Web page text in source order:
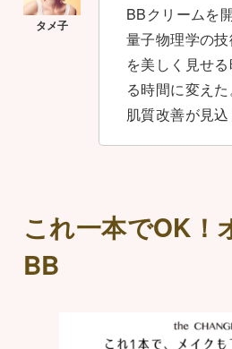
BBクリームを開
量子物理学の
を美しく見せ
る時間に変えた
肌質改善が見
これ一本でOK！
BB